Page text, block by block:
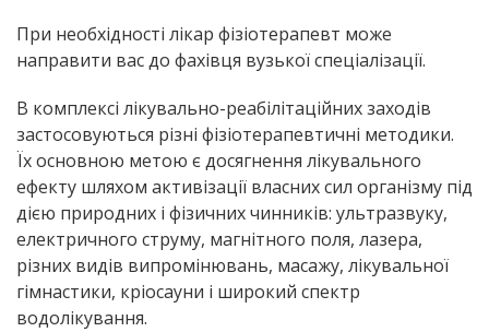
При необхідності лікар фізіотерапевт може
направити вас до фахівця вузької спеціалізації.
В комплексі лікувально-реабілітаційних заходів
застосовуються різні фізіотерапевтичні методики.
Їх основною метою є досягнення лікувального
ефекту шляхом активізації власних сил організму під
дією природних і фізичних чинників: ультразвуку,
електричного струму, магнітного поля, лазера,
різних видів випромінювань, масажу, лікувальної
гімнастики, кріосауни і широкий спектр
водолікування.